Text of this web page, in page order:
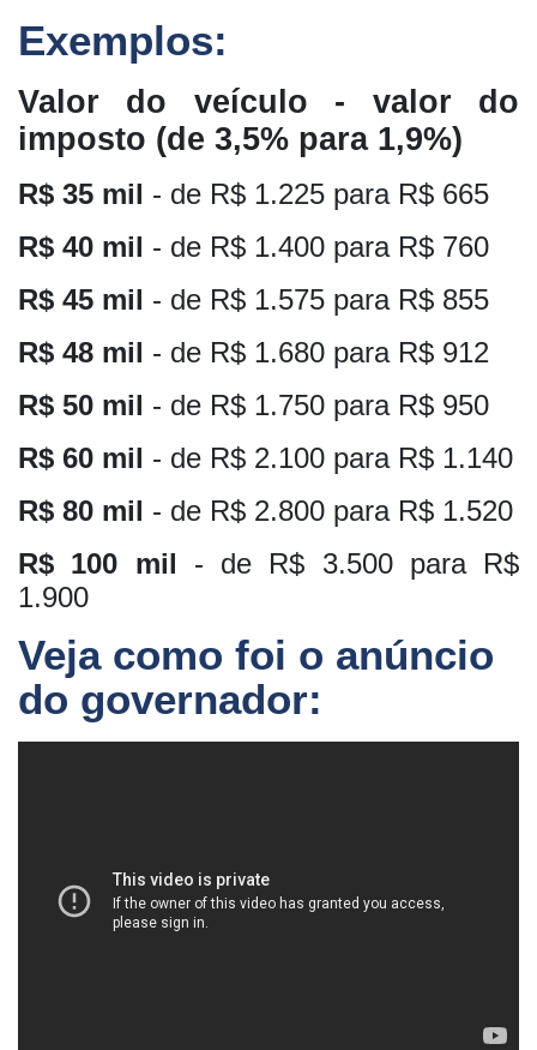
Exemplos:
Valor do veículo - valor do
imposto (de 3,5% para 1,9%)
R$ 35 mil - de R$ 1.225 para R$ 665
R$ 40 mil - de R$ 1.400 para R$ 760
R$ 45 mil - de R$ 1.575 para R$ 855
R$ 48 mil - de R$ 1.680 para R$ 912
R$ 50 mil - de R$ 1.750 para R$ 950
R$ 60 mil - de R$ 2.100 para R$ 1.140
R$ 80 mil - de R$ 2.800 para R$ 1.520
R$ 100 mil - de R$ 3.500 para R$
1.900
Veja como foi o anúncio
do governador: